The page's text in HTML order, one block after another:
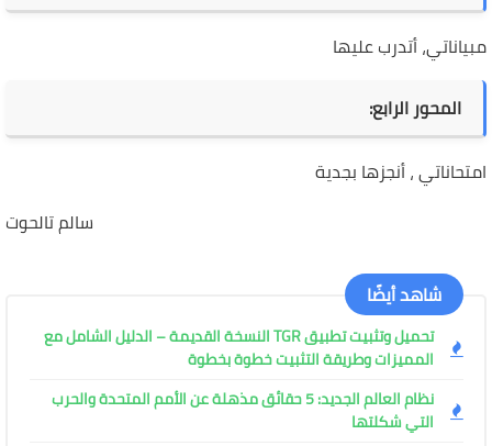
مبياناتي، أتدرب عليها
المحور الرابع:
امتحاناتي ، أنجزها بجدية
سالم تالحوت
شاهد أيضًا
تحميل وتثبيت تطبيق TGR النسخة القديمة – الدليل الشامل مع
المميزات وطريقة التثبيت خطوة بخطوة
نظام العالم الجديد: 5 حقائق مذهلة عن الأمم المتحدة والحرب
التي شكلتها